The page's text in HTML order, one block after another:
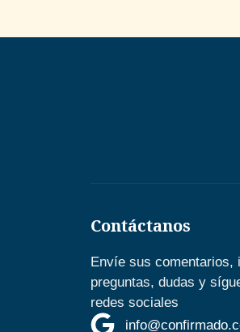
Contáctanos
Envíe sus comentarios,
preguntas, dudas y
redes sociales